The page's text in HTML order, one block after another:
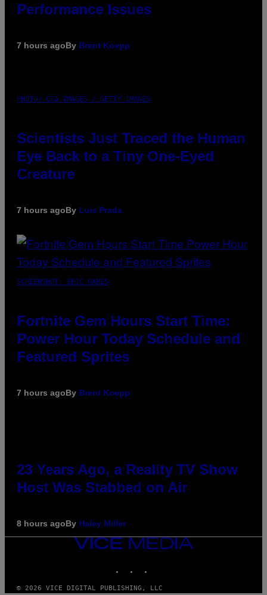
Performance Issues
7 hours agoBy Brent Koepp
PHOTO: CSA IMAGES / GETTY IMAGES
Scientists Just Traced the Human
Eye Back to a Tiny One-Eyed
Creature
7 hours agoBy Luis Prada
SCREENSHOT: EPIC GAMES
Fortnite Gem Hours Start Time:
Power Hour Today Schedule and
Featured Sprites
7 hours agoBy Brent Koepp
23 Years Ago, a Reality TV Show
Host Was Stabbed on Air
8 hours agoBy Haley Miller
VICE
MEDIA
© 2026 VICE DIGITAL PUBLISHING, LLC